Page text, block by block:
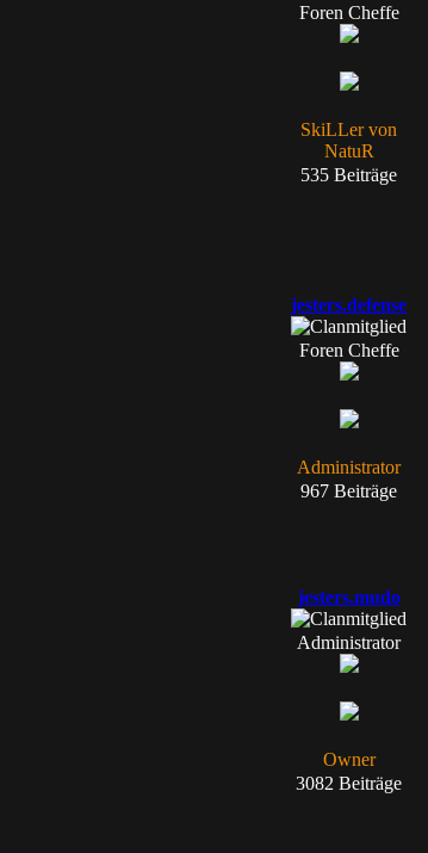
Foren Cheffe
SkiLLer von
NatuR
535 Beiträge
jesters.defense
Foren Cheffe
Administrator
967 Beiträge
jesters.mudo
Administrator
Owner
3082 Beiträge